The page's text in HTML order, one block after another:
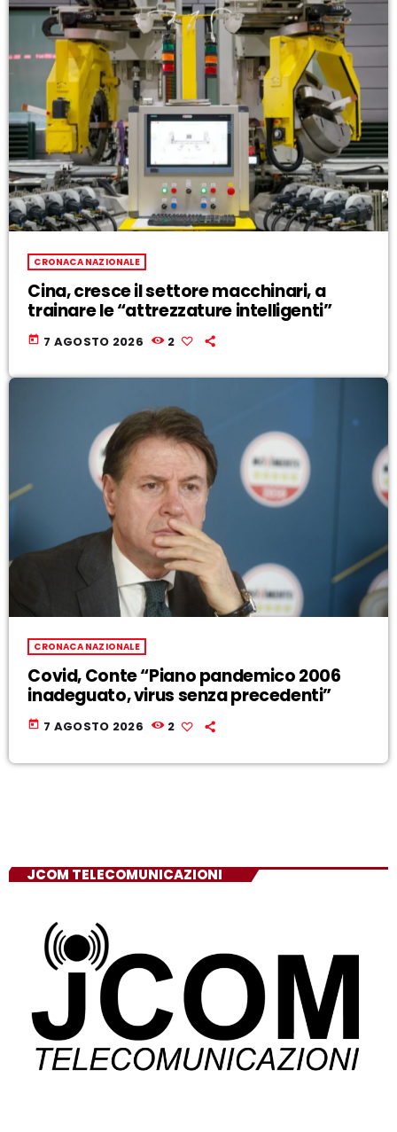
CRONACA NAZIONALE
Cina, cresce il settore macchinari, a
trainare le “attrezzature intelligenti”
today 7 AGOSTO 2026 2
CRONACA NAZIONALE
Covid, Conte “Piano pandemico 2006
inadeguato, virus senza precedenti”
today 7 AGOSTO 2026 2
JCOM TELECOMUNICAZIONI